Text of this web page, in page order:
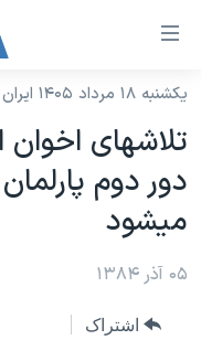
لینکهای
دسترسی
جهش
محتوای
اصلی
به
صفحه
نسخه سبک وب‌سایت
موضوع ها
ایران
آمریکا
جهان
برنامه های تلویزیونی
جدول برنامه ها
صفحه‌های ویژه
یکشنبه ۱۸ مرداد ۱۴۰۵ ایران ۱۸:۳۷
تلاشهای اخوان
دور دوم
ميشود
۰۵ آذر ۱۳۸۴
اشتراک